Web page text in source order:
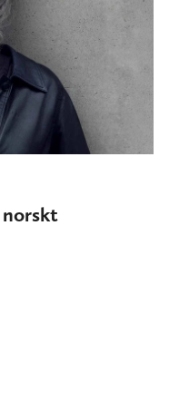
norskt